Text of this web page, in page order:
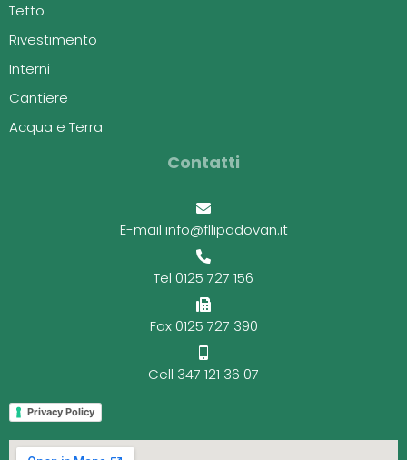
Tetto
Rivestimento
Interni
Cantiere
Acqua e Terra
Contatti
E-mail info@fllipadovan.it
Tel 0125 727 156
Fax 0125 727 390
Cell 347 121 36 07
Privacy Policy